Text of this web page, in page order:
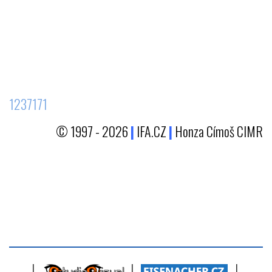
1237171
© 1997 - 2026| IFA.CZ| Honza Címoš CIMR